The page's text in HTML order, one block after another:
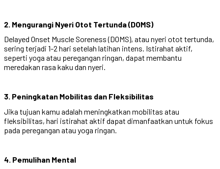
2. Mengurangi Nyeri Otot Tertunda (DOMS)
Delayed Onset Muscle Soreness (DOMS), atau nyeri otot tertunda,
sering terjadi 1-2 hari setelah latihan intens. Istirahat aktif,
seperti yoga atau peregangan ringan, dapat membantu
meredakan rasa kaku dan nyeri.
3. Peningkatan Mobilitas dan Fleksibilitas
Jika tujuan kamu adalah meningkatkan mobilitas atau
fleksibilitas, hari istirahat aktif dapat dimanfaatkan untuk fokus
pada peregangan atau yoga ringan.
4. Pemulihan Mental